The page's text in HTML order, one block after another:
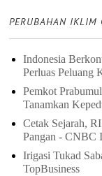
PERUBAHAN IKLIM
Indonesia
Perluas Peluang
Pemkot
Tanamkan
Cetak Sejarah,
Pangan - CNBC
Irigasi Tukad
TopBusiness